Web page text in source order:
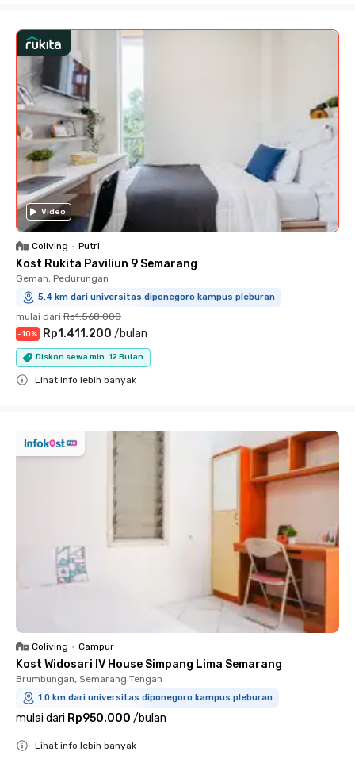
Video
Coliving • Putri
Kost Rukita Paviliun 9 Semarang
Gemah, Pedurungan
5.4 km dari universitas diponegoro kampus pleburan
mulai dari Rp1.568.000
-10% Rp1.411.200 /bulan
Diskon sewa min. 12 Bulan
Lihat info lebih banyak
Coliving • Campur
Kost Widosari IV House Simpang Lima Semarang
Brumbungan, Semarang Tengah
1.0 km dari universitas diponegoro kampus pleburan
mulai dari Rp950.000 /bulan
Lihat info lebih banyak